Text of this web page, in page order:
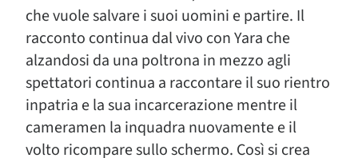
che vuole salvare i suoi uomini e partire. Il
racconto continua dal vivo con Yara che
alzandosi da una poltrona in mezzo agli
spettatori continua a raccontare il suo rientro
inpatria e la sua incarcerazione mentre il
cameramen la inquadra nuovamente e il
volto ricompare sullo schermo. Così si crea